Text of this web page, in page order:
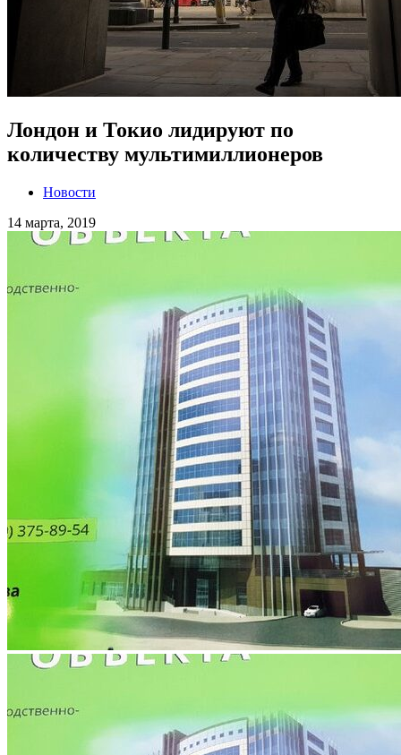
Лондон и Токио лидируют по
количеству мультимиллионеров
Новости
14 марта, 2019